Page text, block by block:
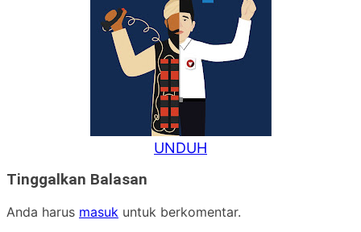
UNDUH
Tinggalkan Balasan
Anda harus masuk untuk berkomentar.